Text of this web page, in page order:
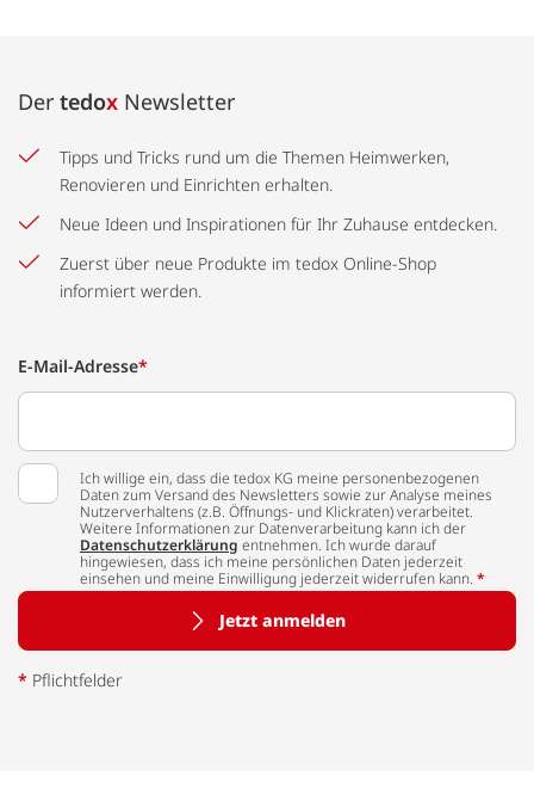
Der tedox Newsletter
Tipps und Tricks rund um die Themen Heimwerken,
Renovieren und Einrichten erhalten.
Neue Ideen und Inspirationen für Ihr Zuhause entdecken.
Zuerst über neue Produkte im tedox Online-Shop
informiert werden.
E-Mail-Adresse*
Ich willige ein, dass die tedox KG meine personenbezogenen
Daten zum Versand des Newsletters sowie zur Analyse meines
Nutzerverhaltens (z.B. Öffnungs- und Klickraten) verarbeitet.
Weitere Informationen zur Datenverarbeitung kann ich der
Datenschutzerklärung entnehmen. Ich wurde darauf
hingewiesen, dass ich meine persönlichen Daten jederzeit
einsehen und meine Einwilligung jederzeit widerrufen kann. *
Jetzt anmelden
* Pflichtfelder